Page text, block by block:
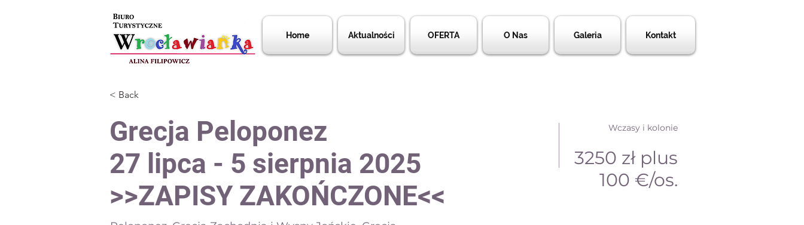
Home Aktualności OFERTA O Nas Galeria Kontakt
< Back
Grecja Peloponez
27 lipca - 5 sierpnia 2025
>>ZAPISY ZAKOŃCZONE<<
Wczasy i kolonie
3250 zł plus
100 €/os.